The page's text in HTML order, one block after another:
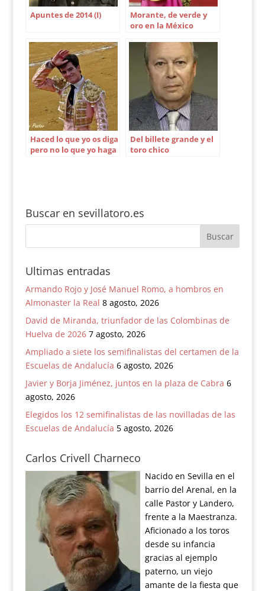
Apuntes de 2014 (I)
Morante, de verde y
oro en la México
Haced lo que yo os diga
pero no lo que yo haga
Del billete grande y el
toro chico
Buscar en sevillatoro.es
Ultimas entradas
Armando Rojo y José Manuel Romo, a hombros en
Almonaster la Real 8 agosto, 2026
David de Miranda, triunfador de las Colombinas de
Huelva de 2026 7 agosto, 2026
Ampliado a siete los semifinalistas del certamen de la
Escuelas de Andalucía 6 agosto, 2026
Javier y Borja Jiménez, juntos en la plaza de Cabra 6
agosto, 2026
Elegidos los 12 semifinalistas de las novilladas de las
Escuelas de Andalucía 5 agosto, 2026
Carlos Crivell Charneco
Nacido en Sevilla en el
barrio del Arenal, en la
calle Pastor y Landero,
frente a la Maestranza.
Aficionado a los toros
desde su infancia
gracias al ejemplo
paterno, un viejo
amante de la fiesta que